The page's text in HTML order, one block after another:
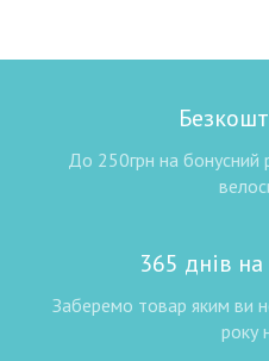
До 250грн на бонусний
365 днів
Заберемо товар яким ви
року